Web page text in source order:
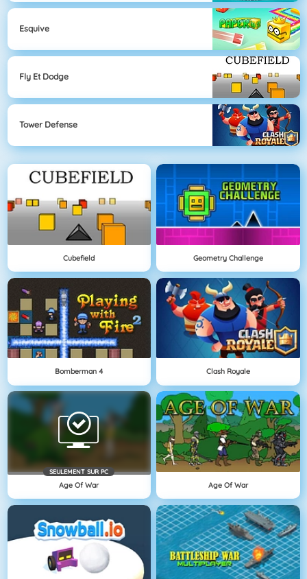
Esquive
Fly Et Dodge
Tower Defense
Cubefield Geometry Challenge
Bomberman 4 Clash Royale
SEULEMENT SUR PC
Age Of War Age Of War